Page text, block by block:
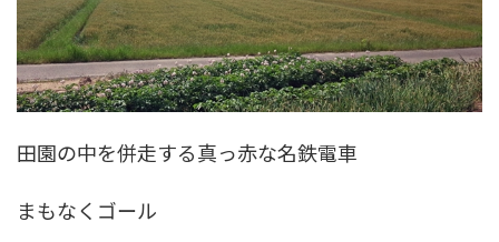
田園の中を併走する真っ赤な名鉄電車
まもなくゴール